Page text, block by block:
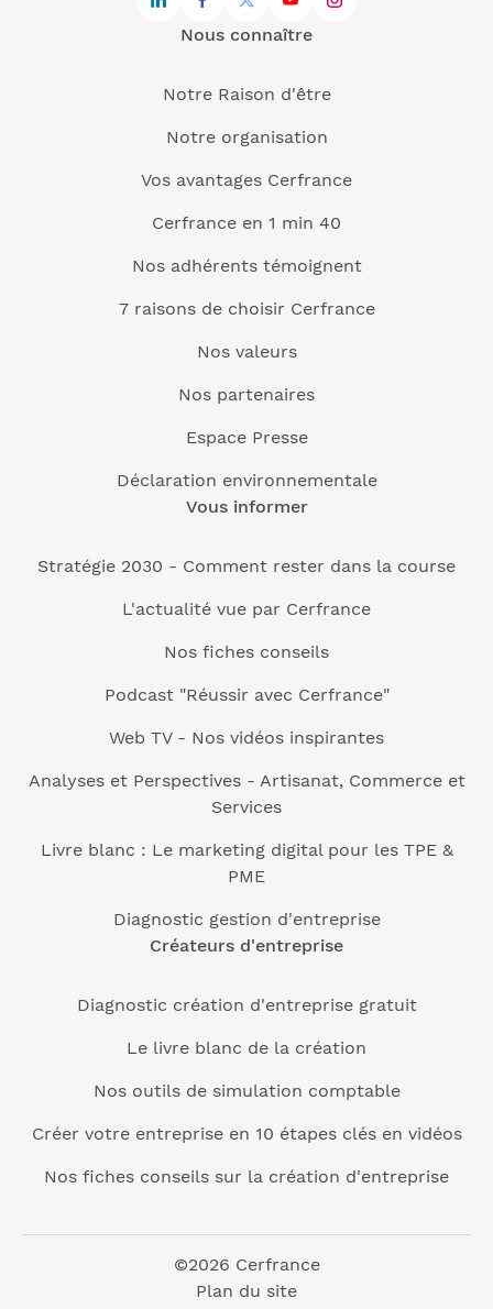
Nous connaître
Notre Raison d'être
Notre organisation
Vos avantages Cerfrance
Cerfrance en 1 min 40
Nos adhérents témoignent
7 raisons de choisir Cerfrance
Nos valeurs
Nos partenaires
Espace Presse
Déclaration environnementale
Vous informer
Stratégie 2030 - Comment rester dans la course
L'actualité vue par Cerfrance
Nos fiches conseils
Podcast "Réussir avec Cerfrance"
Web TV - Nos vidéos inspirantes
Analyses et Perspectives - Artisanat, Commerce et
Services
Livre blanc : Le marketing digital pour les TPE &
PME
Diagnostic gestion d'entreprise
Créateurs d'entreprise
Diagnostic création d'entreprise gratuit
Le livre blanc de la création
Nos outils de simulation comptable
Créer votre entreprise en 10 étapes clés en vidéos
Nos fiches conseils sur la création d'entreprise
©2026 Cerfrance
Plan du site